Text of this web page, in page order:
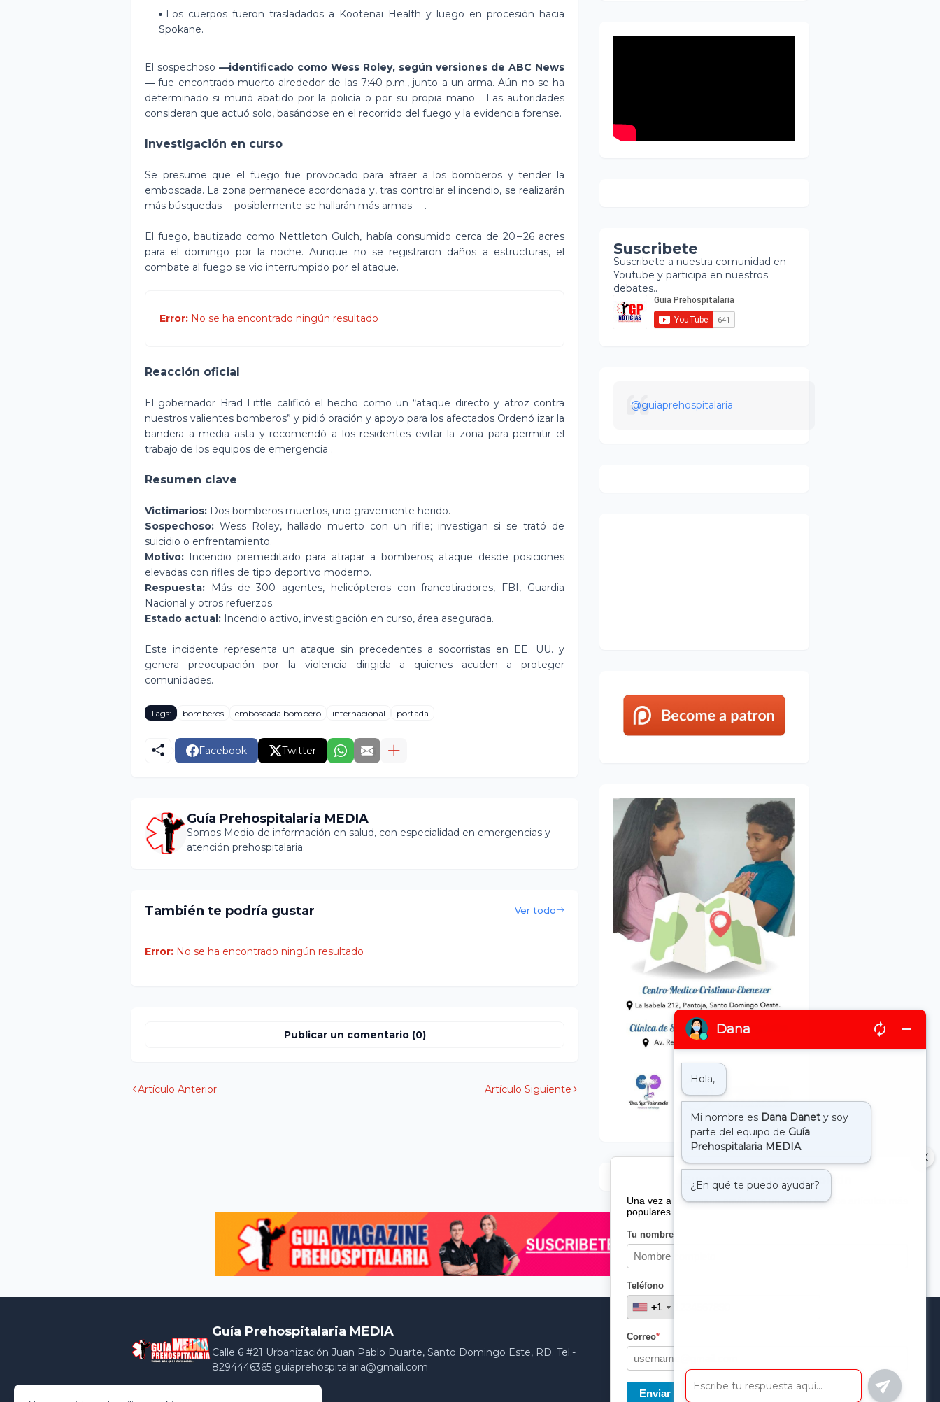
Los cuerpos fueron trasladados a Kootenai Health y luego en procesión hacia
Spokane.
El sospechoso —identificado como Wess Roley, según versiones de ABC News
— fue encontrado muerto alrededor de las 7:40 p.m., junto a un arma. Aún no se ha
determinado si murió abatido por la policía o por su propia mano . Las autoridades
consideran que actuó solo, basándose en el recorrido del fuego y la evidencia forense.
Investigación en curso
Se presume que el fuego fue provocado para atraer a los bomberos y tender la
emboscada. La zona permanece acordonada y, tras controlar el incendio, se realizarán
más búsquedas —posiblemente se hallarán más armas— .
El fuego, bautizado como Nettleton Gulch, había consumido cerca de 20 – 26 acres
para el domingo por la noche. Aunque no se registraron daños a estructuras, el
combate al fuego se vio interrumpido por el ataque.
Error: No se ha encontrado ningún resultado
Reacción oficial
El gobernador Brad Little calificó el hecho como un “ataque directo y atroz contra
nuestros valientes bomberos” y pidió oración y apoyo para los afectados Ordenó izar la
bandera a media asta y recomendó a los residentes evitar la zona para permitir el
trabajo de los equipos de emergencia .
Resumen clave
Victimarios: Dos bomberos muertos, uno gravemente herido.
Sospechoso: Wess Roley, hallado muerto con un rifle; investigan si se trató de
suicidio o enfrentamiento.
Motivo: Incendio premeditado para atrapar a bomberos; ataque desde posiciones
elevadas con rifles de tipo deportivo moderno.
Respuesta:
Más de 300 agentes, helicópteros con francotiradores, FBI, Guardia
Nacional y otros refuerzos.
Estado actual: Incendio activo, investigación en curso, área asegurada.
Este incidente representa un ataque sin precedentes a socorristas en EE. UU. y
genera preocupación por la violencia dirigida a quienes acuden a proteger
comunidades.
Tags: bomberos emboscada bombero internacional portada
Facebook Twitter
Guía Prehospitalaria MEDIA
Somos Medio de información en salud, con especialidad en emergencias y
atención prehospitalaria.
También te podría gustar Ver todo
Error: No se ha encontrado ningún resultado
Publicar un comentario (0)
Artículo Anterior Artículo Siguiente
Suscribete
Suscribete a nuestra comunidad en
Youtube y participa en nuestros
debates..
@guiaprehospitalaria
Suscribete a nuestro boletin
Una vez a la semana enviamos un correo con los artículos más
populares.
Tu nombre*
Teléfono
+1
+1
Correo*
Enviar
Guía Prehospitalaria MEDIA
Calle 6 #21 Urbanización Juan Pablo Duarte, Santo Domingo Este, RD. Tel.-
8294446365 guiaprehospitalaria@gmail.com